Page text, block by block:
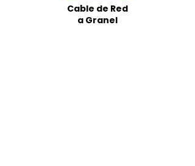
Cable de Red
a Granel